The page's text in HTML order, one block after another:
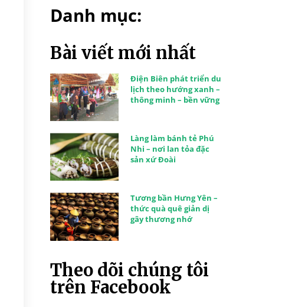
Danh mục:
Bài viết mới nhất
Điện Biên phát triển du
lịch theo hướng xanh –
thông minh – bền vững
Làng làm bánh tẻ Phú
Nhi – nơi lan tỏa đặc
sản xứ Đoài
Tương bần Hưng Yên –
thức quà quê giản dị
gây thương nhớ
Theo dõi chúng tôi
trên Facebook